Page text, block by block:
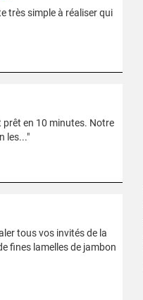
très simple à réaliser qui
prêt en 10 minutes. Notre
les..."
tous vos invités de la
fines lamelles de jambon